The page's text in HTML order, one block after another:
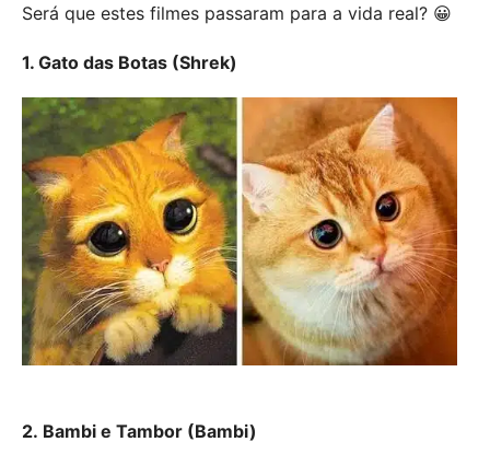
Será que estes filmes passaram para a vida real? 😀
1. Gato das Botas (Shrek)
2. Bambi e Tambor (Bambi)